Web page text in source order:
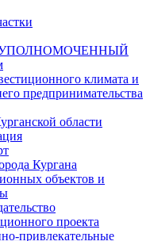
климата и
предпринимательства
области
Кургана
объектов и
проекта
привлекательные